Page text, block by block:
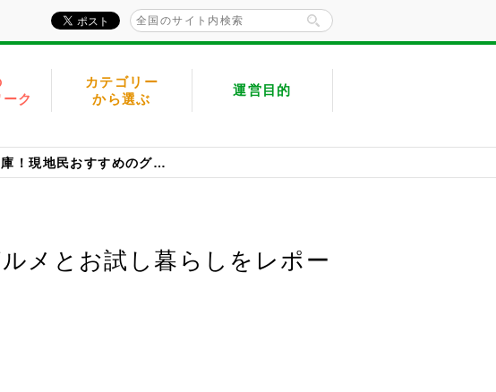
ク
カテゴリー
から選ぶ
運営目的
赤磐市は美食＆美酒の宝庫！現地民おすすめのグルメとお試し暮らしをレポート
メとお試し暮らしをレポー